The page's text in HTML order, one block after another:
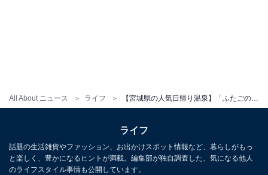
All About ニュース ライフ
【宮城県の人気スーパー銭湯】「ゆっぽ・白石
やすらぎの湯」はしろいし赤ちゃんの駅にも指
定された安心施設。多彩なお風呂でリラックス
ライフ
話題の生活雑貨やファッション、お出かけスポット情報など、暮らしがもっ
と楽しく、豊かになるヒントが満載。編集部が独自調査した、気になる他人
のライフスタイル事情も公開しています。